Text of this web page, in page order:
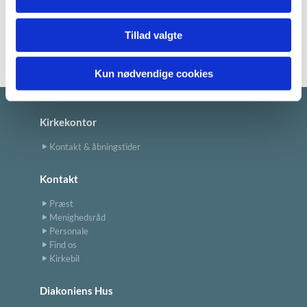
Tillad valgte
Kun nødvendige cookies
Læs menighedsrådets referater her >
Kirkekontor
Kontakt & åbningstider
Kontakt
Præst
Menighedsråd
Personale
Find os
Kirkebil
Diakoniens Hus